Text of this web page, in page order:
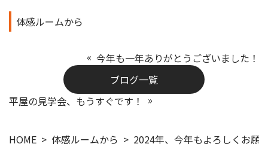
体感ルームから
今年も一年ありがとうございました！
ブログ一覧
平屋の見学会、もうすぐです！
HOME 体感ルームから 2024年、今年もよろしくお願